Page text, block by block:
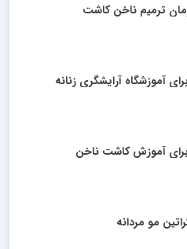
ترمیم ناخن کاشت
آموزشگاه آرایشگری زنانه
برای آموزش کاشت ناخن
مو مردانه